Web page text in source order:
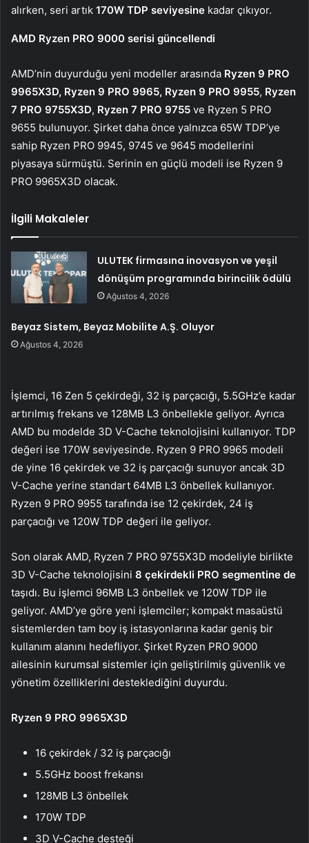
alırken, seri artık 170W TDP seviyesine kadar çıkıyor.
AMD Ryzen PRO 9000 serisi güncellendi
AMD’nin duyurduğu yeni modeller arasında Ryzen 9 PRO
9965X3D, Ryzen 9 PRO 9965, Ryzen 9 PRO 9955, Ryzen
7 PRO 9755X3D, Ryzen 7 PRO 9755 ve Ryzen 5 PRO
9655 bulunuyor. Şirket daha önce yalnızca 65W TDP’ye
sahip Ryzen PRO 9945, 9745 ve 9645 modellerini
piyasaya sürmüştü. Serinin en güçlü modeli ise Ryzen 9
PRO 9965X3D olacak.
İlgili Makaleler
ULUTEK firmasına inovasyon ve yeşil
dönüşüm programında birincilik ödülü
Ağustos 4, 2026
Beyaz Sistem, Beyaz Mobilite A.Ş. Oluyor
Ağustos 4, 2026
İşlemci, 16 Zen 5 çekirdeği, 32 iş parçacığı, 5.5GHz’e kadar
artırılmış frekans ve 128MB L3 önbellekle geliyor. Ayrıca
AMD bu modelde 3D V-Cache teknolojisini kullanıyor. TDP
değeri ise 170W seviyesinde. Ryzen 9 PRO 9965 modeli
de yine 16 çekirdek ve 32 iş parçacığı sunuyor ancak 3D
V-Cache yerine standart 64MB L3 önbellek kullanıyor.
Ryzen 9 PRO 9955 tarafında ise 12 çekirdek, 24 iş
parçacığı ve 120W TDP değeri ile geliyor.
Son olarak AMD, Ryzen 7 PRO 9755X3D modeliyle birlikte
3D V-Cache teknolojisini 8 çekirdekli PRO segmentine de
taşıdı. Bu işlemci 96MB L3 önbellek ve 120W TDP ile
geliyor. AMD’ye göre yeni işlemciler; kompakt masaüstü
sistemlerden tam boy iş istasyonlarına kadar geniş bir
kullanım alanını hedefliyor. Şirket Ryzen PRO 9000
ailesinin kurumsal sistemler için geliştirilmiş güvenlik ve
yönetim özelliklerini desteklediğini duyurdu.
Ryzen 9 PRO 9965X3D
16 çekirdek / 32 iş parçacığı
5.5GHz boost frekansı
128MB L3 önbellek
170W TDP
3D V-Cache desteği